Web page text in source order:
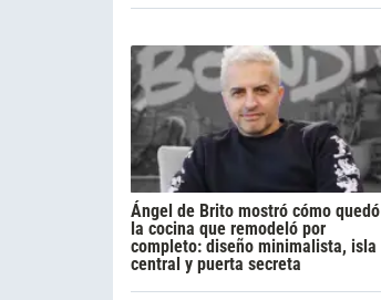
Ángel de Brito mostró cómo quedó
la cocina que remodeló por
completo: diseño minimalista, isla
central y puerta secreta